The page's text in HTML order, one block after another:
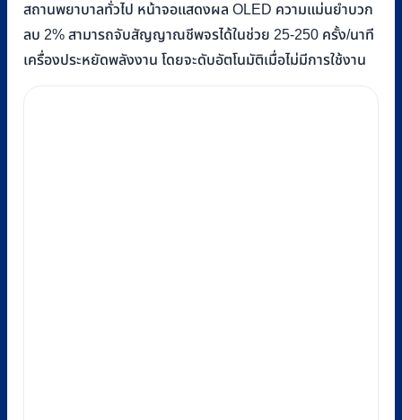
สถานพยาบาลทั่วไป หน้าจอแสดงผล OLED ความแม่นยำบวก
ลบ 2% สามารถจับสัญญาณชีพจรได้ในช่วย 25-250 ครั้ง/นาที
เครื่องประหยัดพลังงาน โดยจะดับอัตโนมัติเมื่อไม่มีการใช้งาน